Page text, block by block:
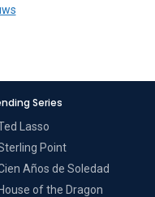
Series
Lasso
Point
Años de Soledad
House of the Dragon